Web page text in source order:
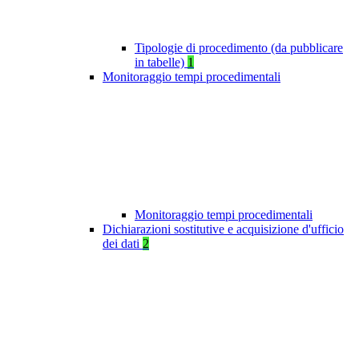
Tipologie di procedimento (da pubblicare
in tabelle) 1
Monitoraggio tempi procedimentali
Monitoraggio tempi procedimentali
Dichiarazioni sostitutive e acquisizione d'ufficio
dei dati 2